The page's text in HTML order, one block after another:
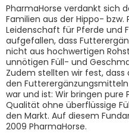
PharmaHorse verdankt sich
Familien aus der Hippo-
Leidenschaft für Pferde und
aufgefallen, dass
nicht aus hochwertigen
unnötigen Füll- und
Zudem stellten wir fest, dass
den
war und ist: Wir bringen
Qualität ohne überflüssige
den Markt. Auf diesem
2009 PharmaHorse.